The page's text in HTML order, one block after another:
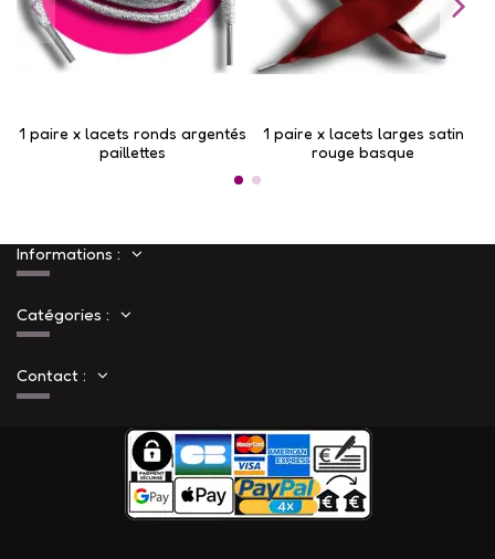
1 paire x lacets ronds argentés
paillettes
1 paire x lacets larges satin
rouge basque
Informations :
Catégories :
Contact :